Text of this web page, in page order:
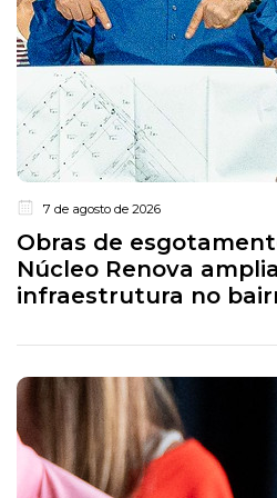
7 de agosto de 2026
Obras de
Núcleo Renova
infraestrutura no